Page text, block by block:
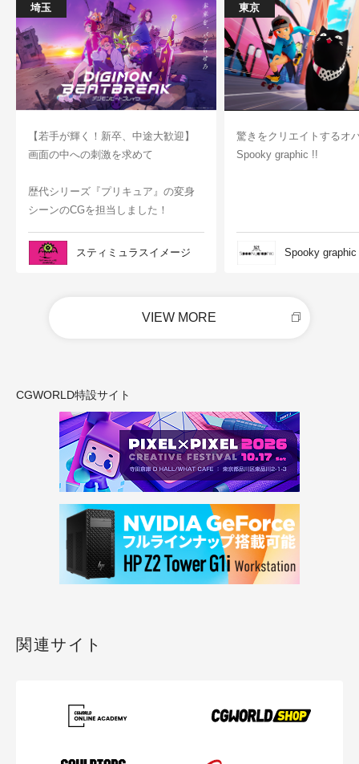
埼玉
【若手が輝く！新卒、中途大歓迎】
画面の中への刺激を求めて
歴代シリーズ『プリキュア』の変身
シーンのCGを担当しました！
スティミュラスイメージ
東京
驚きをクリエイトするオ
Spooky graphic !!
Spooky graphic
VIEW MORE
CGWORLD特設サイト
関連サイト